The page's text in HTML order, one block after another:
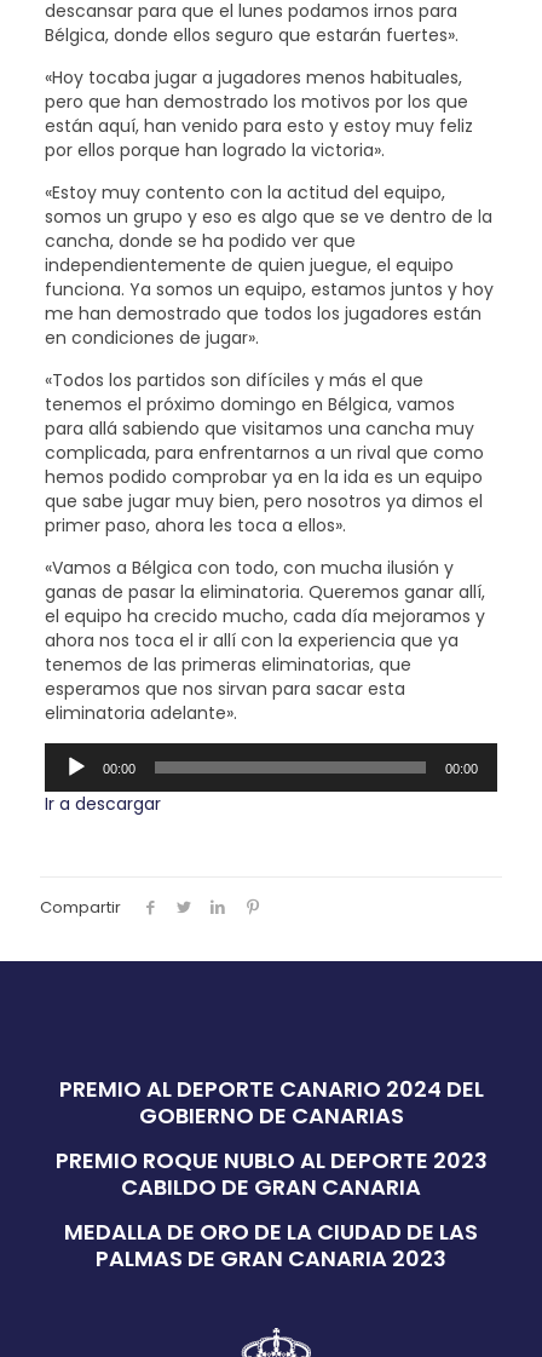
descansar para que el lunes podamos irnos para
Bélgica, donde ellos seguro que estarán fuertes».
«Hoy tocaba jugar a jugadores menos habituales,
pero que han demostrado los motivos por los que
están aquí, han venido para esto y estoy muy feliz
por ellos porque han logrado la victoria».
«Estoy muy contento con la actitud del equipo,
somos un grupo y eso es algo que se ve dentro de la
cancha, donde se ha podido ver que
independientemente de quien juegue, el equipo
funciona. Ya somos un equipo, estamos juntos y hoy
me han demostrado que todos los jugadores están
en condiciones de jugar».
«Todos los partidos son difíciles y más el que
tenemos el próximo domingo en Bélgica, vamos
para allá sabiendo que visitamos una cancha muy
complicada, para enfrentarnos a un rival que como
hemos podido comprobar ya en la ida es un equipo
que sabe jugar muy bien, pero nosotros ya dimos el
primer paso, ahora les toca a ellos».
«Vamos a Bélgica con todo, con mucha ilusión y
ganas de pasar la eliminatoria. Queremos ganar allí,
el equipo ha crecido mucho, cada día mejoramos y
ahora nos toca el ir allí con la experiencia que ya
tenemos de las primeras eliminatorias, que
esperamos que nos sirvan para sacar esta
eliminatoria adelante».
Reproductor
audio
00:00 00:00
Ir a descargar
Compartir
PREMIO AL DEPORTE CANARIO 2024 DEL
GOBIERNO DE CANARIAS
PREMIO ROQUE NUBLO AL DEPORTE 2023
CABILDO DE GRAN CANARIA
MEDALLA DE ORO DE LA CIUDAD DE LAS
PALMAS DE GRAN CANARIA 2023